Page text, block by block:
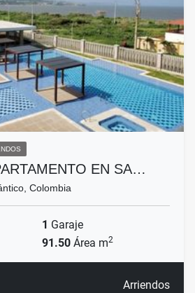
EN SA…
Colombia
1 Garaje
91.50 Área m2
Arriendos